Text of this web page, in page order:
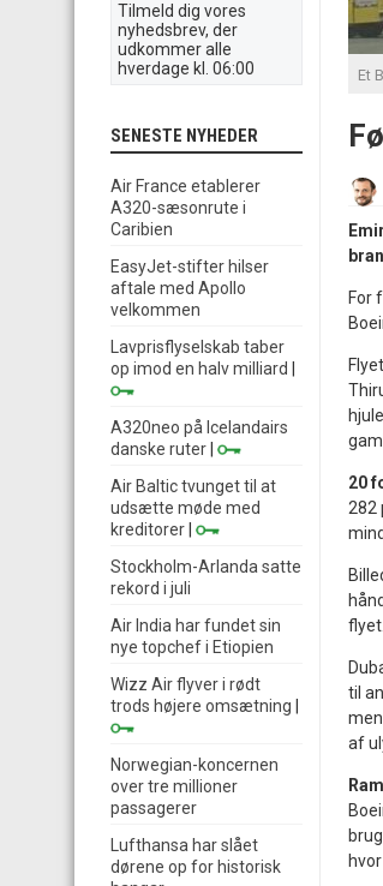
Et
For
20
282
til
af
Tilmeld dig vores
nyhedsbrev, der
udkommer alle
hverdage kl. 06:00
SENESTE NYHEDER
Air France etablerer
A320-sæsonrute i
Caribien
EasyJet-stifter hilser
aftale med Apollo
velkommen
Lavprisflyselskab taber
op imod en halv milliard
A320neo på Icelandairs
danske ruter
Air Baltic tvunget til at
udsætte møde med
kreditorer
Stockholm-Arlanda satte
rekord i juli
Air India har fundet sin
nye topchef i Etiopien
Wizz Air flyver i rødt
trods højere omsætning
Norwegian-koncernen
over tre millioner
passagerer
Lufthansa har slået
dørene op for historisk